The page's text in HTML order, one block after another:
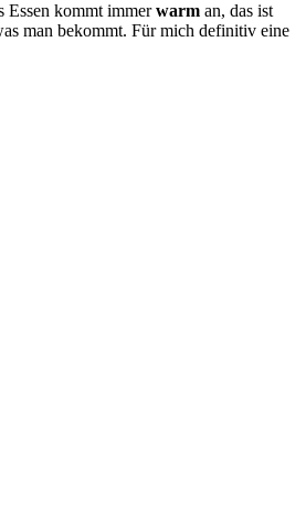
Essen kommt immerwarm an, das ist
man bekommt. Für mich definitiv eine